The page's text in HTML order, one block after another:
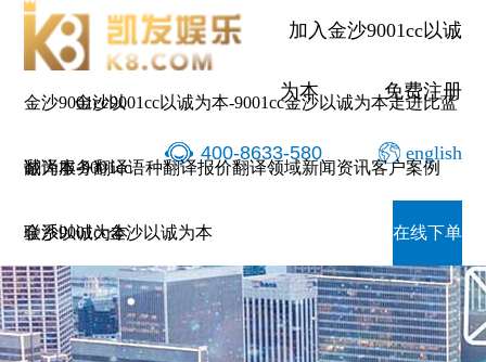
加入金沙9001cc以诚
为本 免费注册
400-8633-580 english
金沙9001cc以
诚为本-9001cc
金沙以诚为本
金沙9001cc以诚为本-9001cc金沙以诚为本走进比蓝
翻译服务翻译语种翻译报价翻译领域新闻资讯客户案例
联系9001cc金沙以诚为本 在线下单